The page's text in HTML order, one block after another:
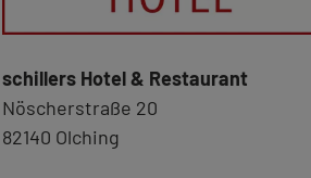
schillers Hotel & Restaurant
Nöscherstraße 20
82140 Olching